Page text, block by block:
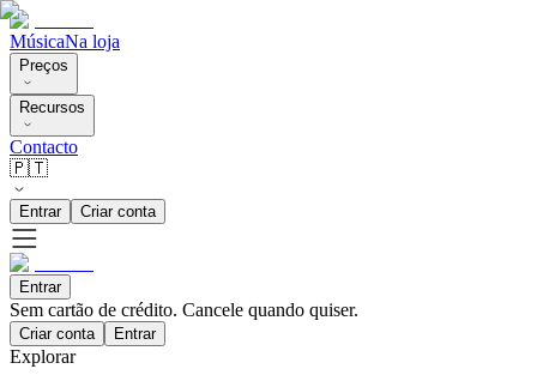
MúsicaNa loja
Preços
Recursos
Contacto
🇵🇹
Entrar Criar conta
Entrar
Sem cartão de crédito. Cancele quando quiser.
Criar conta Entrar
Explorar